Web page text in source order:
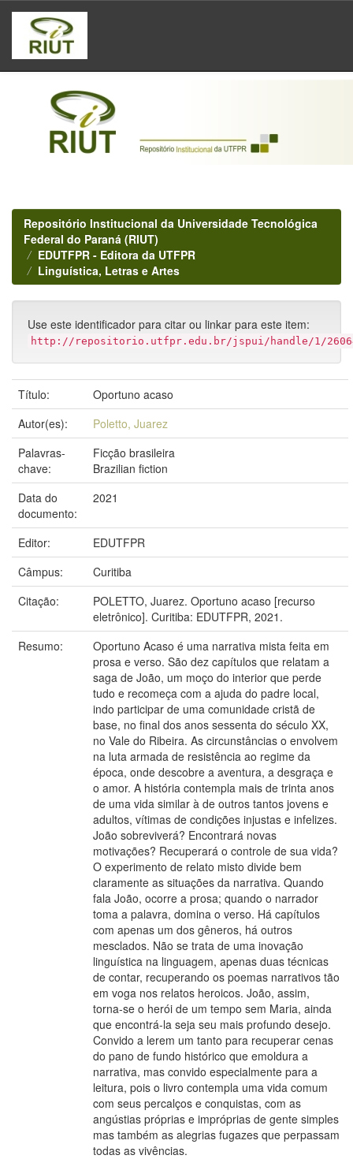
Skip
navigation
Repositório Institucional da Universidade Tecnológica
Federal do Paraná (RIUT)
EDUTFPR - Editora da UTFPR
Linguística, Letras e Artes
Use este identificador para citar ou linkar para este item:
http://repositorio.utfpr.edu.br/jspui/handle/1/
Título:
Oportuno acaso
Autor(es):
Poletto, Juarez
Palavras-
chave:
Ficção brasileira
Brazilian fiction
Data do
documento:
2021
Editor:
EDUTFPR
Câmpus:
Curitiba
Citação:
POLETTO, Juarez. Oportuno acaso [recurso
eletrônico]. Curitiba: EDUTFPR, 2021.
Resumo:
Oportuno Acaso é uma narrativa mista feita em
prosa e verso. São dez capítulos que relatam a
saga de João, um moço do interior que perde
tudo e recomeça com a ajuda do padre local,
indo participar de uma comunidade cristã de
base, no final dos anos sessenta do século XX,
no Vale do Ribeira. As circunstâncias o envolvem
na luta armada de resistência ao regime da
época, onde descobre a aventura, a desgraça e
o amor. A história contempla mais de trinta anos
de uma vida similar à de outros tantos jovens e
adultos, vítimas de condições injustas e infelizes.
João sobreviverá? Encontrará novas
motivações? Recuperará o controle de sua vida?
O experimento de relato misto divide bem
claramente as situações da narrativa. Quando
fala João, ocorre a prosa; quando o narrador
toma a palavra, domina o verso. Há capítulos
com apenas um dos gêneros, há outros
mesclados. Não se trata de uma inovação
linguística na linguagem, apenas duas técnicas
de contar, recuperando os poemas narrativos tão
em voga nos relatos heroicos. João, assim,
torna-se o herói de um tempo sem Maria, ainda
que encontrá-la seja seu mais profundo desejo.
Convido a lerem um tanto para recuperar cenas
do pano de fundo histórico que emoldura a
narrativa, mas convido especialmente para a
leitura, pois o livro contempla uma vida comum
com seus percalços e conquistas, com as
angústias próprias e impróprias de gente simples
mas também as alegrias fugazes que perpassam
todas as vivências.